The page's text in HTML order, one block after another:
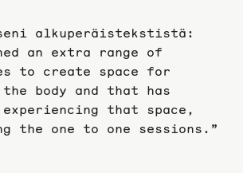
alkuperäistekstistä:
an extra range of
to create space for
the body and that has
experiencing that space,
the one to one sessions.”